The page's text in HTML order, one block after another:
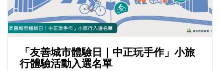
「友善城市體驗日｜中正玩手作」小旅
行體驗活動入選名單